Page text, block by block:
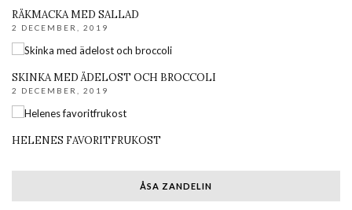
RÄKMACKA MED SALLAD
2 DECEMBER, 2019
SKINKA MED ÄDELOST OCH BROCCOLI
2 DECEMBER, 2019
HELENES FAVORITFRUKOST
ÅSA ZANDELIN